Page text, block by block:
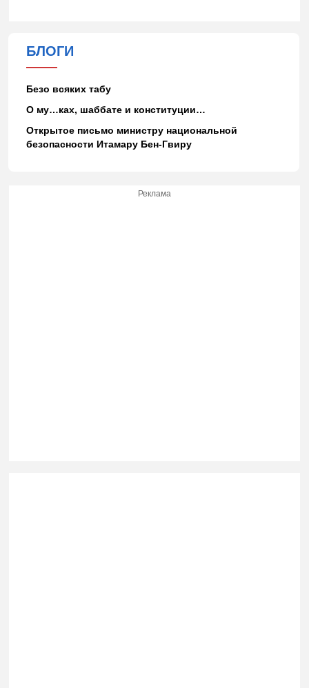
БЛОГИ
Безо всяких табу
О му…ках, шаббате и конституции…
Открытое письмо министру национальной
безопасности Итамару Бен-Гвиру
Реклама